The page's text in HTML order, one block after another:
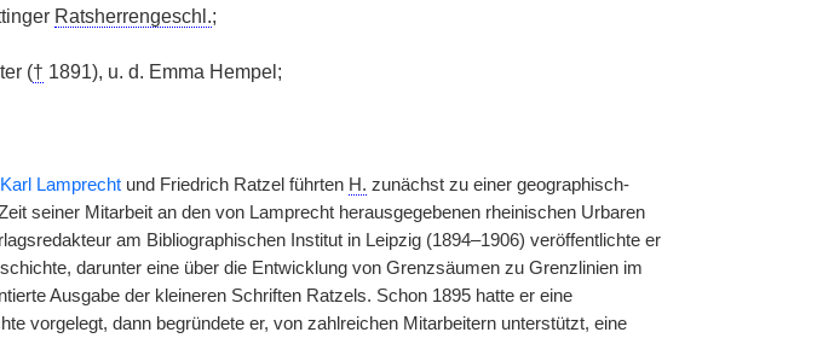
Ratsherrengeschl.;
(† 1891), u. d. Emma Hempel;
Karl Lamprechtund Friedrich Ratzel führten H. zunächst zu einer geographisch-
seiner Mitarbeit an den von Lamprecht herausgegebenen rheinischen Urbaren
am Bibliographischen Institut in Leipzig (1894–1906) veröffentlichte er
darunter eine über die Entwicklung von Grenzsäumen zu Grenzlinien im
Ausgabe der kleineren Schriften Ratzels. Schon 1895 hatte er eine
vorgelegt, dann begründete er, von zahlreichen Mitarbeitern unterstützt, eine